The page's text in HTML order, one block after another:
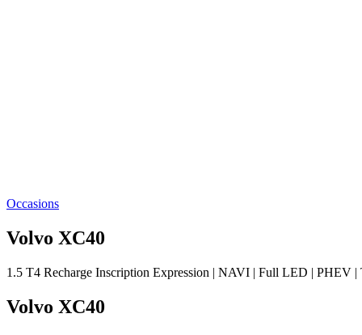
Occasions
Volvo XC40
1.5 T4 Recharge Inscription Expression | NAVI | Full LED |
Volvo XC40